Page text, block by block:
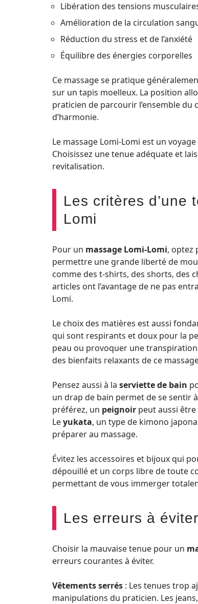
Libération des tensions
Amélioration de la circulation
Réduction du stress et de l’anxiété
Équilibre des énergies corporelles
Ce massage se pratique
sur un tapis moelleux. La position
praticien de parcourir l’ensemble
d’harmonie.
Le massage Lomi-Lomi est un
Choisissez une tenue adéquate et
revitalisation.
Les critères d’une
Lomi
Pour un massage Lomi-Lomi, optez
permettre une grande liberté de
comme des t-shirts, des shorts, des
articles ont l’avantage de ne pas
Lomi.
Le choix des matières est aussi
qui sont respirants et doux pour la
peau ou provoquer une
des bienfaits relaxants de ce
Pensez aussi à la serviette de bain
un drap de bain permet de se sentir
préférez, un peignoir peut aussi
Leyukata, un type de kimono
préparer au massage.
Évitez les accessoires et bijoux qui
dépouillé et un corps libre de toute
permettant de vous immerger
Les erreurs à
Choisir la mauvaise tenue pour un
erreurs courantes à éviter.
Vêtements serrés : Les tenues trop
manipulations du praticien. Les